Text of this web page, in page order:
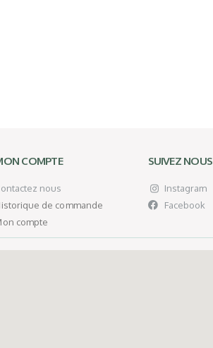
COMPTE
nous
de commande
compte
SUIVEZ NOUS
Instagram
Facebook